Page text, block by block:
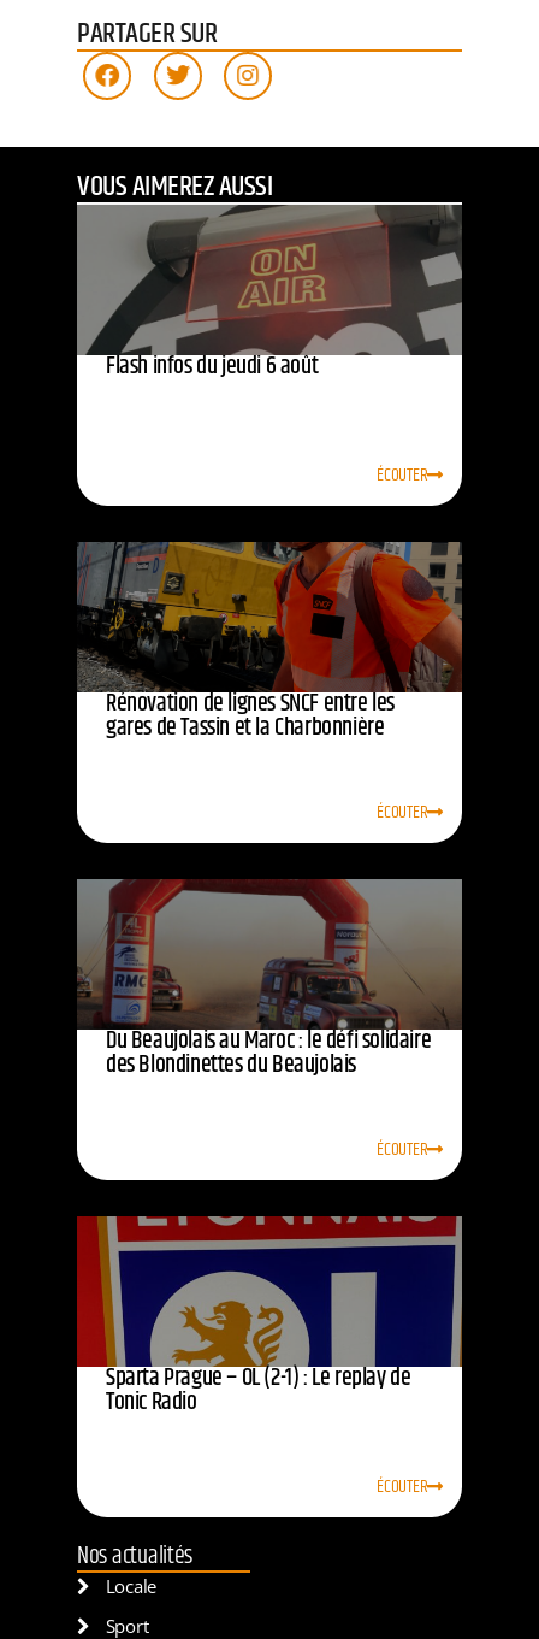
PARTAGER SUR
VOUS AIMEREZ AUSSI
Flash infos du jeudi 6 août
ÉCOUTER
Rénovation de lignes SNCF entre les
gares de Tassin et la Charbonnière
ÉCOUTER
Du Beaujolais au Maroc : le défi solidaire
des Blondinettes du Beaujolais
ÉCOUTER
Sparta Prague – OL (2-1) : Le replay de
Tonic Radio
ÉCOUTER
Nos actualités
Locale
Sport